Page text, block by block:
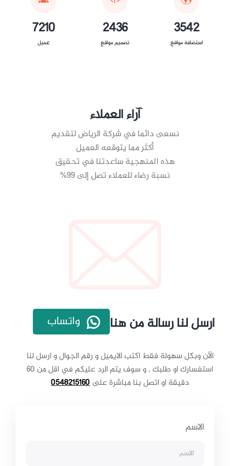
3542
استضافة مواقع
2436
تصميم مواقع
7210
عميل
آراء العملاء
نسعى دائما في شركة الرياض لتقديم
أكثر مما يتوقعه العميل
هذه المنهجية ساعدتنا في تحقيق
نسبة رضاء للعملاء تصل إلى 99%
ارسل لنا رسالة من هنا واتساب
الآن وبكل سهولة فقط اكتب الايميل و رقم الجوال و ارسل لنا
استفسارك او طلبك , و سوف يتم الرد عليكم في اقل من 60
دقيقة او اتصل بنا مباشرة على0548215160
الاسم